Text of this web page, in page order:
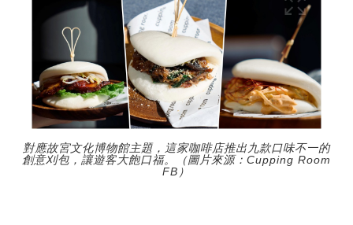
對應故宮文化博物館主題，這家咖啡店推出九款口味不一的
創意刈包，讓遊客大飽口福。（圖片來源：Cupping Room
FB）